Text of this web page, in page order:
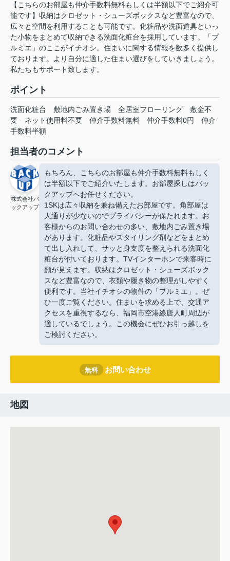
【こちらのお部屋も仲介手数料無料もしくは半額以下でご紹介可
能です】収納はクロゼット・シューズボックスなど豊富なので、
広々と空間を利用することも可能です。化粧品や洗面道具といっ
た小物をまとめて収納できる洗面化粧台を採用しています。「プ
ルミエ」のここがイチオシ。住まいに関する情報を数多く提供し
ております。より自分に適した住まい選びをしていきましょう。
私たちもサポート致します。
ポイント
洗面化粧台 敷地内ごみ置き場 全居室フローリング
敷金不
要
ネット使用料不要 仲介手数料無料 仲介手数料0円
仲介
手数料半額
担当者のコメント
株式会社バ
ックアップ
もちろん、こちらのお部屋も仲介手数料無料もしく
は半額以下でご紹介いたします。お部屋探しはバッ
クアップへお任せください。
1SKは広々収納を兼ね備えたお部屋です。角部屋は
人通りが少ないのでプライバシーが保たれます。お
客様からのお問い合わせの多い、敷地内ごみ置き場
があります。化粧品やスタイリング剤などをまとめ
て出し入れして、サッと身支度を整えられる洗面化
粧台が付いております。TVインターホンで来客時に
顔が見えます。収納はクロゼット・シューズボック
スなど豊富なので、衣類や履き物の整理がしやすく
便利です。当社イチオシの物件の「プルミエ」。ぜ
ひ一度ご覧ください。住まいを求める上で、交通ア
クセスを重視するなら、福岡市空港線唐人町周辺が
適しているでしょう。この機会にぜひお引っ越しを
ご検討ください。
無料 お問い合わせ
地図